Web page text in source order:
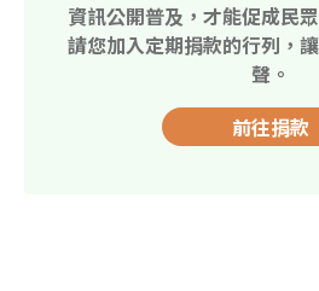
資訊公開普及，才能促成民
請您加入定期捐款的行列，
聲。
前往捐款